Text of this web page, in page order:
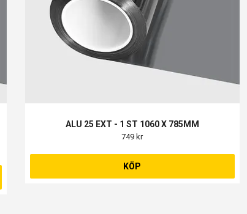
ALU 25 EXT - 1 ST 1060 X 785MM
749 kr
KÖP